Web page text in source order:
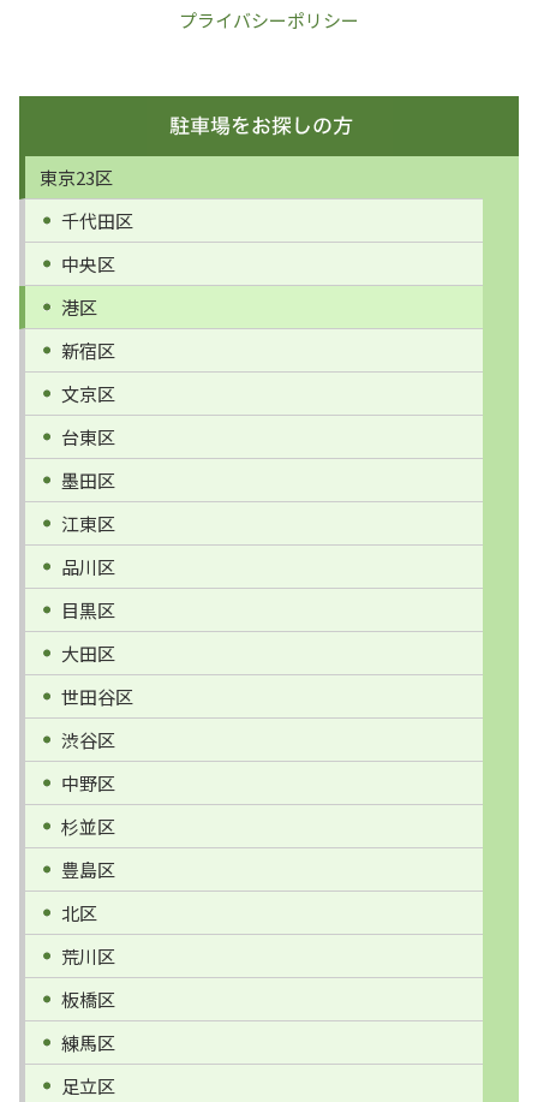
プライバシーポリシー
東京23区
千代田区
中央区
港区
新宿区
文京区
台東区
墨田区
江東区
品川区
目黒区
大田区
世田谷区
渋谷区
中野区
杉並区
豊島区
北区
荒川区
板橋区
練馬区
足立区